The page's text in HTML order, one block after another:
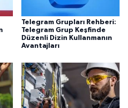
Telegram Grupları Rehberi:
Telegram Grup Keşfinde
Düzenli Dizin Kullanmanın
Avantajları